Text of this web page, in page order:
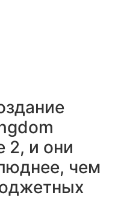
2, и они
чем